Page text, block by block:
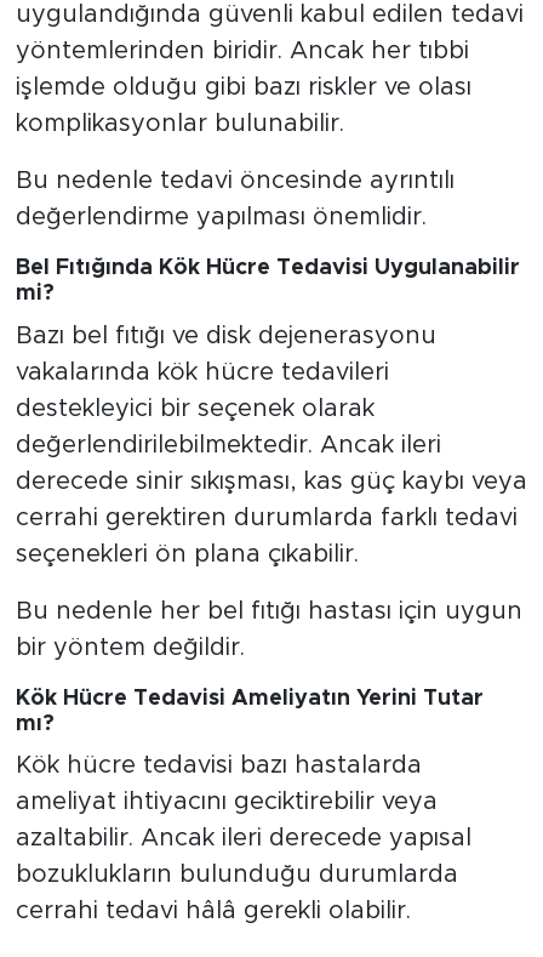
uygulandığında güvenli kabul edilen tedavi
yöntemlerinden biridir. Ancak her tıbbi
işlemde olduğu gibi bazı riskler ve olası
komplikasyonlar bulunabilir.
Bu nedenle tedavi öncesinde ayrıntılı
değerlendirme yapılması önemlidir.
Bel Fıtığında Kök Hücre Tedavisi Uygulanabilir
mi?
Bazı bel fıtığı ve disk dejenerasyonu
vakalarında kök hücre tedavileri
destekleyici bir seçenek olarak
değerlendirilebilmektedir. Ancak ileri
derecede sinir sıkışması, kas güç kaybı veya
cerrahi gerektiren durumlarda farklı tedavi
seçenekleri ön plana çıkabilir.
Bu nedenle her bel fıtığı hastası için uygun
bir yöntem değildir.
Kök Hücre Tedavisi Ameliyatın Yerini Tutar
mı?
Kök hücre tedavisi bazı hastalarda
ameliyat ihtiyacını geciktirebilir veya
azaltabilir. Ancak ileri derecede yapısal
bozuklukların bulunduğu durumlarda
cerrahi tedavi hâlâ gerekli olabilir.